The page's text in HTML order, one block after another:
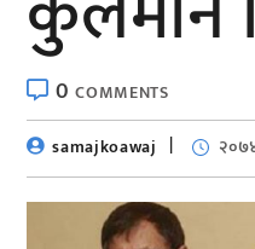
0COMMENTS
samajkoawaj